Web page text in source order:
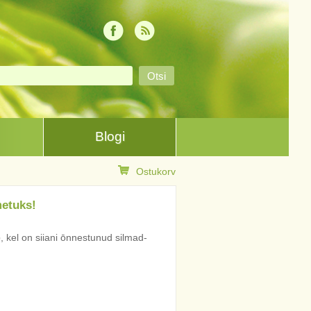
Blogi
Ostukorv
kel on siiani ōnnestunud silmad-